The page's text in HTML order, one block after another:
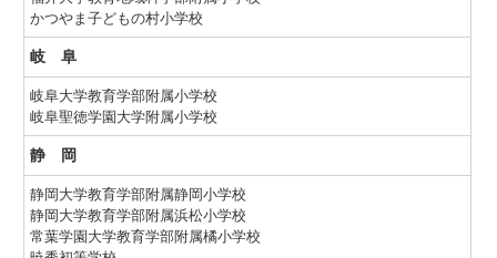
かつやま子どもの村小学校
岐 阜
岐阜大学教育学部附属小学校
岐阜聖徳学園大学附属小学校
静 岡
静岡大学教育学部附属静岡小学校
静岡大学教育学部附属浜松小学校
常葉学園大学教育学部附属橘小学校